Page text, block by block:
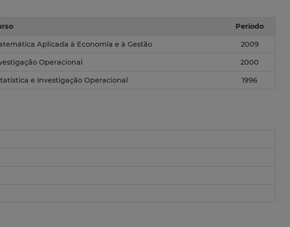
Período
Aplicada à Economia e à Gestão 2009
Operacional 2000
e Investigação Operacional 1996